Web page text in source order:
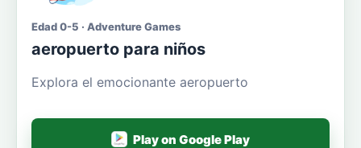
Edad 0-5 · Adventure Games
aeropuerto para niños
Explora el emocionante aeropuerto
Play on Google Play